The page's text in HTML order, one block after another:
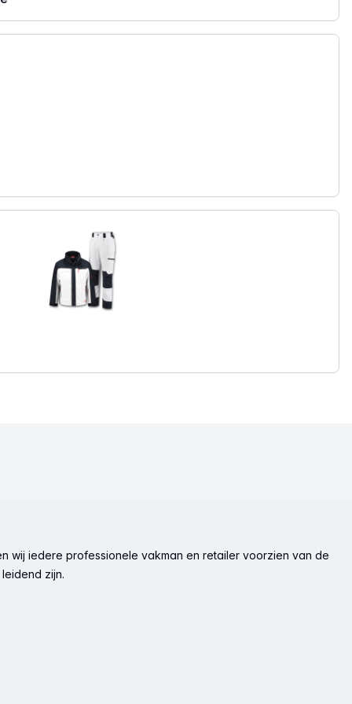
wij iedere professionele vakman en retailer voorzien van de
zijn.